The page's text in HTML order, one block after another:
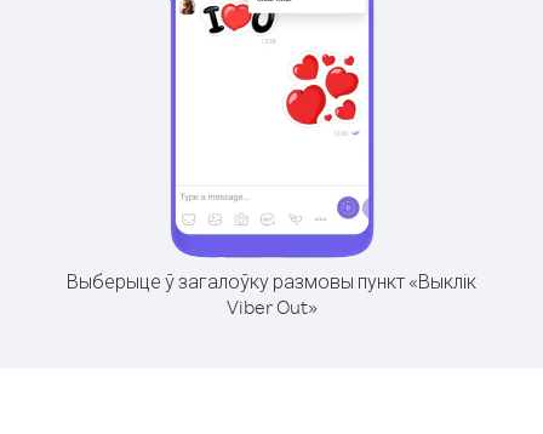
Выберыце ў загалоўку размовы пункт «Выклік
Viber Out»